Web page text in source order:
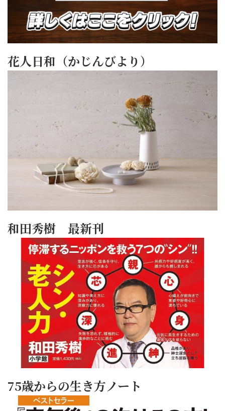
花人日和（かじんびより）
和田秀樹 最新刊
75歳からの生き方ノート